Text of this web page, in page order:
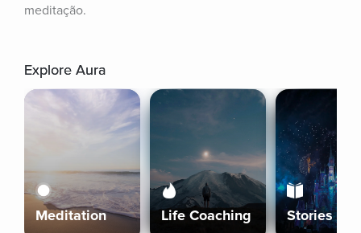
meditação.
Explore Aura
Meditation Life Coaching Stories